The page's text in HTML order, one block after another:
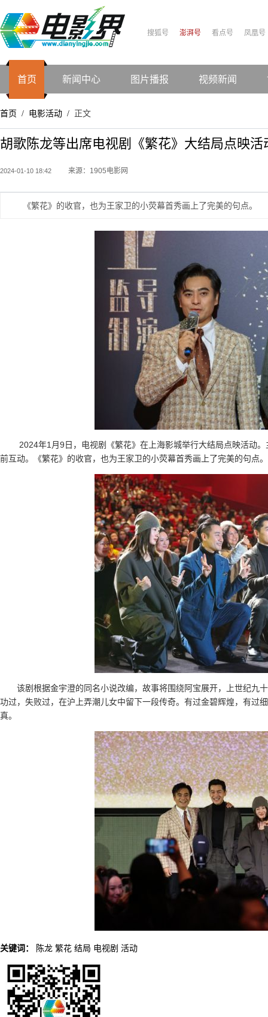
搜狐号 澎湃号 看点号 凤凰号
首页 新闻中心 图片播报 视频新闻
首页 / 电影活动 / 正文
胡歌陈龙等出席电视剧《繁花》大结局点映
2024-01-10 18:42 来源：1905电影网
《繁花》的收官，也为王家卫的小荧幕首秀画上了完美的句点。
2024年1月9日，电视剧《繁花》在上海影城举行大结局点映活动
前互动。《繁花》的收官，也为王家卫的小荧幕首秀画上了完美的句点。
该剧根据金宇澄的同名小说改编，故事将围绕阿宝展开，上世纪九
功过，失败过，在沪上弄潮儿女中留下一段传奇。有过金碧辉煌，有过
真。
关键词： 陈龙 繁花 结局 电视剧 活动